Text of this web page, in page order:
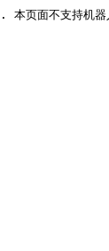
不支持机器人